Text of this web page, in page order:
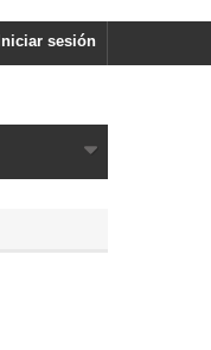
Iniciar sesión